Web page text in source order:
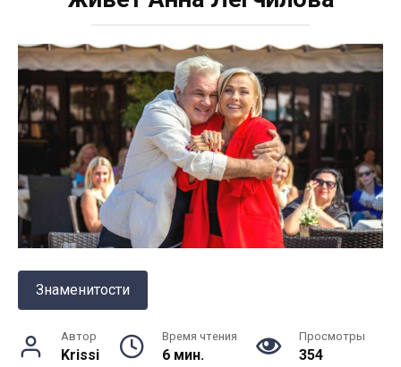
Знаменитости
Автор
Krissi
Время чтения
6 мин.
Просмотры
354